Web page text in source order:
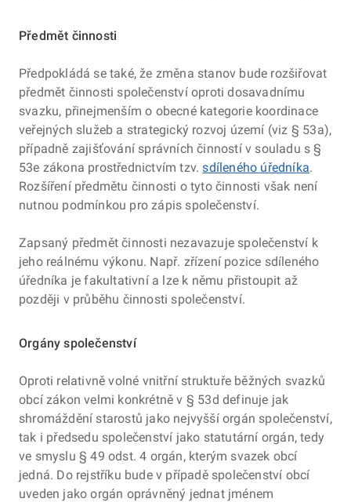
Školství
Veřejné zakázky
Sociální služby
Předmět činnosti
Předpokládá se také, že změna stanov bude rozšiřovat
předmět činnosti společenství oproti dosavadnímu
svazku, přinejmenším o obecné kategorie koordinace
veřejných služeb a strategický rozvoj území (viz § 53a),
případně zajišťování správních činností v souladu s §
53e zákona prostřednictvím tzv.sdíleného úředníka.
Rozšíření předmětu činnosti o tyto činnosti však není
nutnou podmínkou pro zápis společenství.
Zapsaný předmět činnosti nezavazuje společenství k
jeho reálnému výkonu. Např. zřízení pozice sdíleného
úředníka je fakultativní a lze k němu přistoupit až
později v průběhu činnosti společenství.
Orgány společenství
Oproti relativně volné vnitřní struktuře běžných svazků
obcí zákon velmi konkrétně v § 53d definuje jak
shromáždění starostů jako nejvyšší orgán společenství,
tak i předsedu společenství jako statutární orgán, tedy
ve smyslu § 49 odst. 4 orgán, kterým svazek obcí
jedná. Do rejstříku bude v případě společenství obcí
uveden jako orgán oprávněný jednat jménem